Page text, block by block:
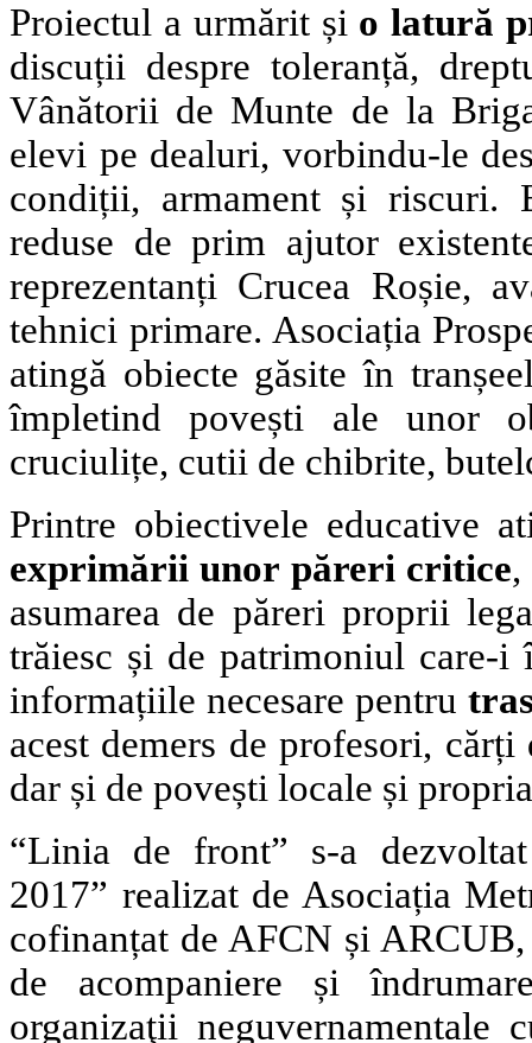
Proiectul a urmărit și o latură
discuții despre toleranță,
Vânătorii de Munte de la
elevi pe dealuri, vorbindu-le
condiții, armament și riscuri.
reduse de prim ajutor
reprezentanți Crucea Roșie,
tehnici primare. Asociația
atingă obiecte găsite în
împletind povești ale unor
cruciulițe, cutii de chibrite,
Printre obiectivele educative
exprimării unor păreri critice,
asumarea de păreri proprii
trăiesc și de patrimoniul care-i
informațiile necesare pentru
acest demers de profesori,
dar și de povești locale și
“Linia de front” s-a
2017” realizat de Asociația
cofinanțat de AFCN și
de acompaniere și
organizaţii neguvernamentale